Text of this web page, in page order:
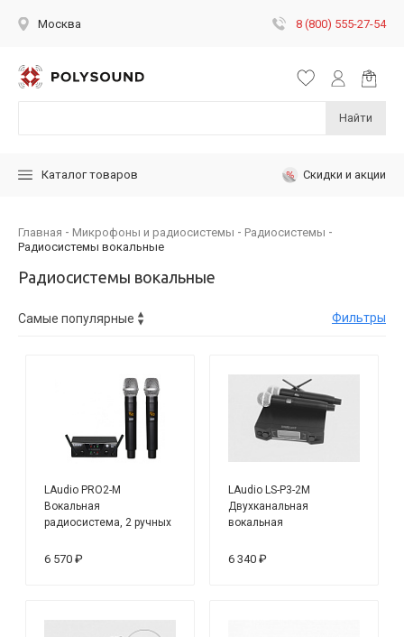
Москва 8 (800) 555-27-54
Найти
Каталог товаров Скидки и акции
Главная Микрофоны и радиосистемы
Радиосистемы
Радиосистемы вокальные
Радиосистемы вокальные
Фильтры
LAudio PRO2-M
Вокальная
радиосистема, 2 ручных
6 570 ₽
LAudio LS-P3-2M
Двухканальная
вокальная
передатчика
6 340 ₽